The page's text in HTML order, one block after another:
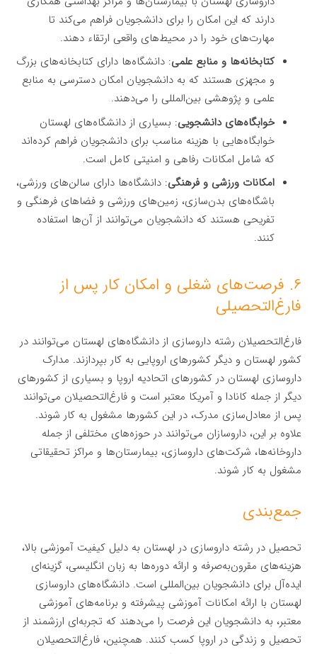
دارند که این امکان را برای دانشجویان فراهم می‌کند تا
مهارت‌های خود را در محیط‌های واقعی ارتقاء دهند.
کتابخانه‌ها و منابع علمی: دانشگاه‌ها دارای کتابخانه‌های بزرگ
و مجهزی هستند که به دانشجویان امکان دسترسی به منابع
علمی و پژوهشی بین‌المللی را می‌دهند.
خوابگاه‌های دانشجویی: بسیاری از دانشگاه‌های لهستان
خوابگاه‌هایی با هزینه مناسب برای دانشجویان فراهم کرده‌اند
که شامل امکانات رفاهی و امنیتی کامل است.
امکانات ورزشی و فرهنگی: دانشگاه‌ها دارای سالن‌های ورزشی،
باشگاه‌های بدن‌سازی، زمین‌های ورزشی و فضاهای فرهنگی و
تفریحی هستند که دانشجویان می‌توانند از آن‌ها استفاده
کنند.
۶. فرصت‌های شغلی و امکان کار پس از
فارغ‌التحصیلی
فارغ‌التحصیلان رشته داروسازی از دانشگاه‌های لهستان می‌توانند در
کشور لهستان و دیگر کشورهای اروپایی به کار بپردازند. مدارک
داروسازی لهستان در کشورهای اتحادیه اروپا و بسیاری از کشورهای
دیگر از جمله کانادا و آمریکا معتبر است و فارغ‌التحصیلان می‌توانند
پس از معادل‌سازی مدرک، در این کشورها مشغول به کار شوند.
علاوه بر این، داروسازان می‌توانند در حوزه‌های مختلفی از جمله
داروخانه‌ها، شرکت‌های داروسازی، بیمارستان‌ها و مراکز تحقیقاتی
مشغول به کار شوند.
جمع‌بندی
تحصیل در رشته داروسازی در لهستان به دلیل کیفیت آموزشی بالا،
هزینه‌های مقرون‌به‌صرفه و ارائه دوره‌ها به زبان انگلیسی، گزینه‌ای
ایده‌آل برای دانشجویان بین‌المللی است. دانشگاه‌های داروسازی
لهستان با ارائه امکانات آموزشی پیشرفته و برنامه‌های آموزشی
معتبر، به دانشجویان این فرصت را می‌دهند که تجربه‌ای ارزشمند از
تحصیل و زندگی در اروپا کسب کنند. همچنین، فارغ‌التحصیلان